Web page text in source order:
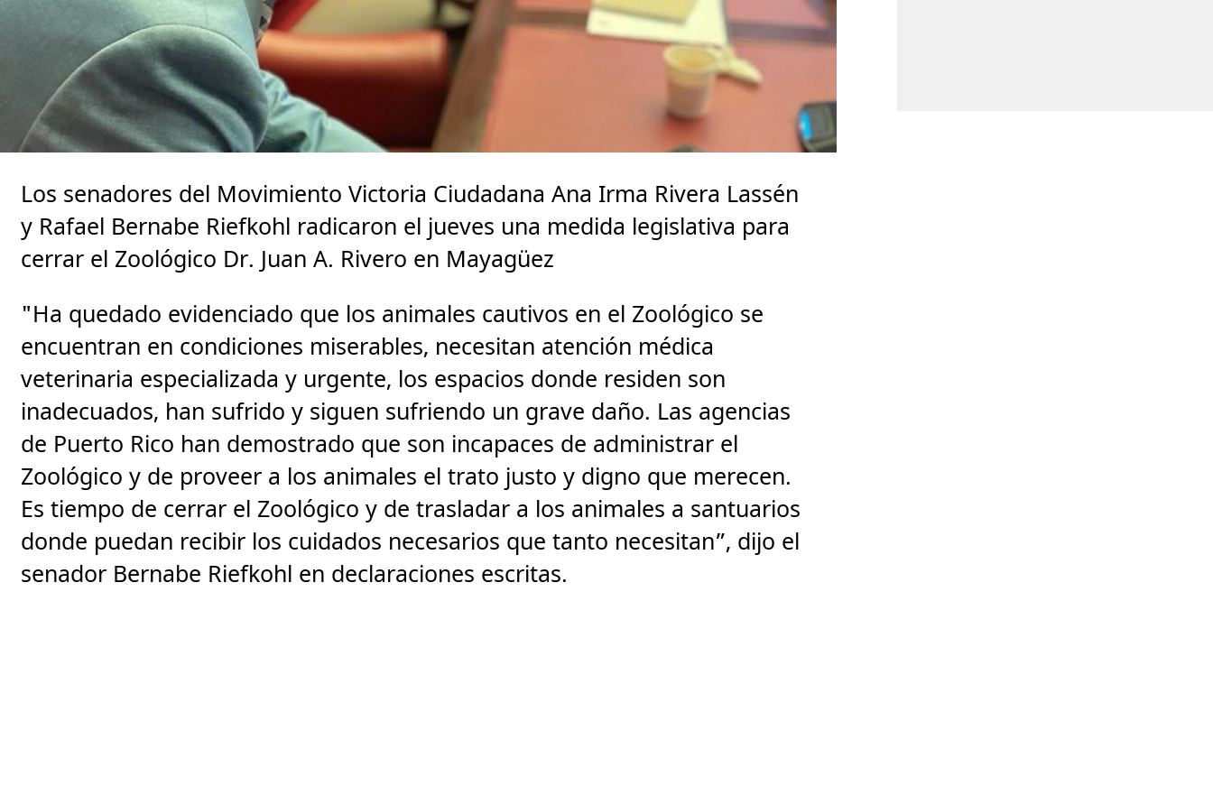
Los senadores del Movimiento Victoria Ciudadana Ana Irma Rivera Lassén
y Rafael Bernabe Riefkohl radicaron el jueves una medida legislativa para
cerrar el Zoológico Dr. Juan A. Rivero en Mayagüez
"Ha quedado evidenciado que los animales cautivos en el Zoológico se
encuentran en condiciones miserables, necesitan atención médica
veterinaria especializada y urgente, los espacios donde residen son
inadecuados, han sufrido y siguen sufriendo un grave daño. Las agencias
de Puerto Rico han demostrado que son incapaces de administrar el
Zoológico y de proveer a los animales el trato justo y digno que merecen.
Es tiempo de cerrar el Zoológico y de trasladar a los animales a santuarios
donde puedan recibir los cuidados necesarios que tanto necesitan”, dijo el
senador Bernabe Riefkohl en declaraciones escritas.